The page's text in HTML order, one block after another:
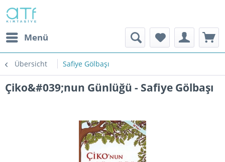
Menü
Übersicht Safiye Gölbaşı
Çiko&#039;nun Günlüğü - Safiye Gölbaşı